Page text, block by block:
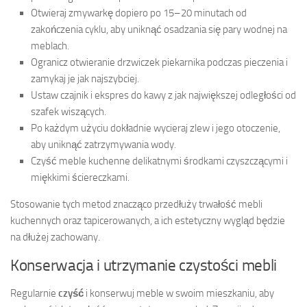
Otwieraj zmywarkę dopiero po 15–20 minutach od
zakończenia cyklu, aby uniknąć osadzania się pary wodnej na
meblach.
Ogranicz otwieranie drzwiczek piekarnika podczas pieczenia i
zamykaj je jak najszybciej.
Ustaw czajnik i ekspres do kawy z jak największej odległości od
szafek wiszących.
Po każdym użyciu dokładnie wycieraj zlew i jego otoczenie,
aby uniknąć zatrzymywania wody.
Czyść meble kuchenne delikatnymi środkami czyszczącymi i
miękkimi ściereczkami.
Stosowanie tych metod znacząco przedłuży trwałość mebli
kuchennych oraz tapicerowanych, a ich estetyczny wygląd będzie
na dłużej zachowany.
Konserwacja i utrzymanie czystości mebli
Regularnie czyść i konserwuj meble w swoim mieszkaniu, aby